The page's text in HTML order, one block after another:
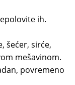
ih.
šećer, sirće,
mešavinom.
povremeno